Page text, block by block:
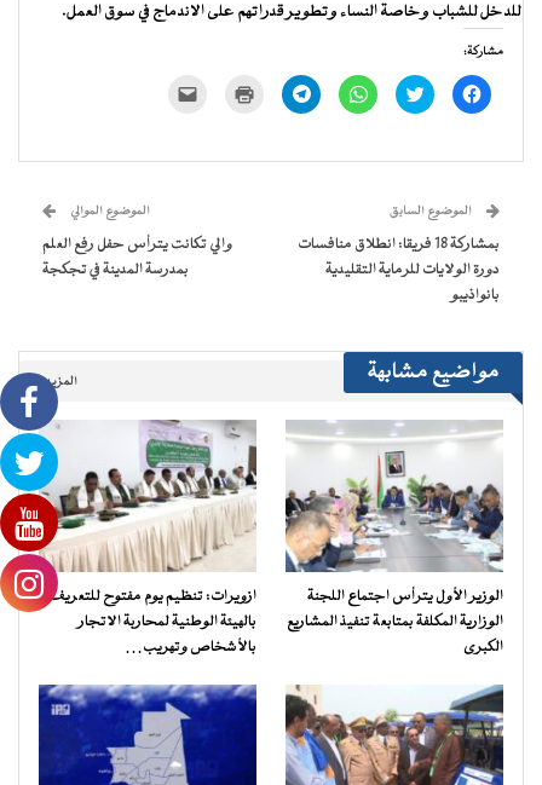
للدخل للشباب وخاصة النساء وتطوير قدراتهم على الاندماج في سوق العمل.
مشاركة:
انقر
للمشاركة
في
اضغط
للمشاركة
في
انقر
للمشاركة
في
انقر
للمشاركة
في
للطباعة
جديدة) الإلكتروني
نافذة
جديدة)
الموضوع السابق
بمشاركة 18 فريقا: انطلاق منافسات
دورة الولايات للرماية التقليدية
بانواذيبو
الموضوع الموالي
والي تكانت يترأس حفل رفع العلم
بمدرسة المدينة في تجكجة
مواضيع مشابهة المزيد..
الوزير الأول يترأس اجتماع اللجنة
الوزارية المكلفة بمتابعة تنفيذ المشاريع
الكبرى
ازويرات: تنظيم يوم مفتوح للتعريف
بالهيئة الوطنية لمحاربة الاتجار
بالأشخاص وتهريب…